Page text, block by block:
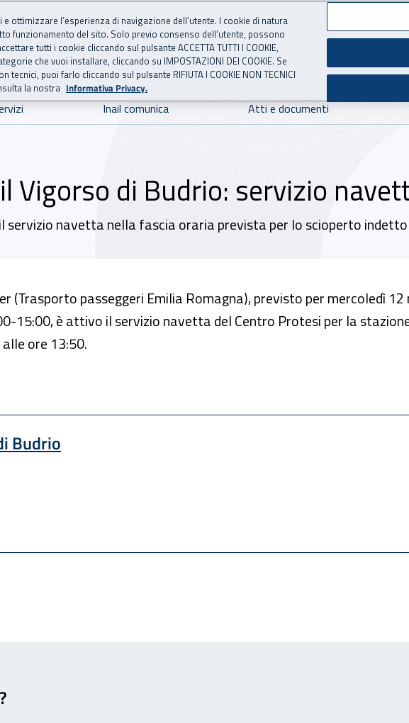
per l'Assicurazione
Inail comunica Atti e documenti
Vigorso di Budrio: servizio
navetta nella fascia oraria prevista per lo scioperto indetto
(Trasporto passeggeri Emilia Romagna), previsto per mercoledì
15:00, è attivo il servizio navetta del Centro Protesi per la
ore 13:50.
Budrio
una nuova finestra
ottimizzare l’esperienza di navigazione dell’utente. I cookie di natura
funzionamento del sito. Solo previo consenso dell’utente, possono
tutti i cookie cliccando sul pulsante ACCETTA TUTTI I COOKIE,
che vuoi installare, cliccando su IMPOSTAZIONI DEI COOKIE. Se
puoi farlo cliccando sul pulsante RIFIUTA I COOKIE NON TECNICI
la nostra Informativa Privacy.